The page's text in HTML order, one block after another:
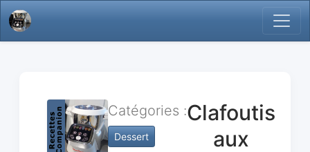
Catégories :
Dessert
Clafoutis
aux